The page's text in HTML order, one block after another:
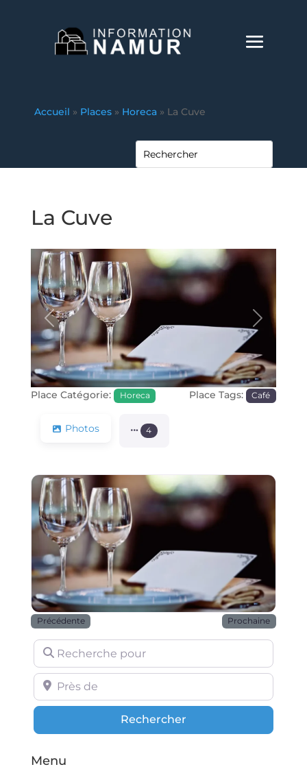
Accueil » Places » Horeca » La Cuve
La Cuve
Précédente Prochaine
Place Catégorie: Horeca Place Tags: Café
Photos 4
Précédente Prochaine
Recherche pour
Près de
RechercherRechercher
Menu